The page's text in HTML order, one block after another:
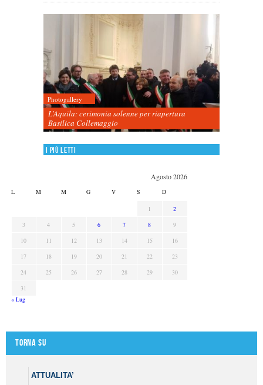
Photogallery
L’Aquila: cerimonia solenne per riapertura
Basilica Collemaggio
I più letti
Agosto 2026
L M M G V S D
1
2
3
4 5 6 7 8
9
10
11 12 13 14 15
16
17
18 19 20 21 22
23
24
25 26 27 28 29
30
31
« Lug
Torna su
ATTUALITA’